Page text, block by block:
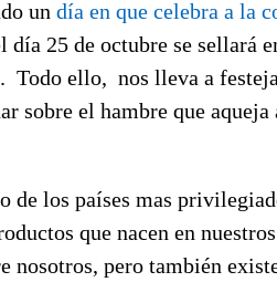
un día en que celebra a la
día 25 de octubre se sellará
Todo ello, nos lleva a
sobre el hambre que
de los países mas
que nacen en
nosotros, pero también